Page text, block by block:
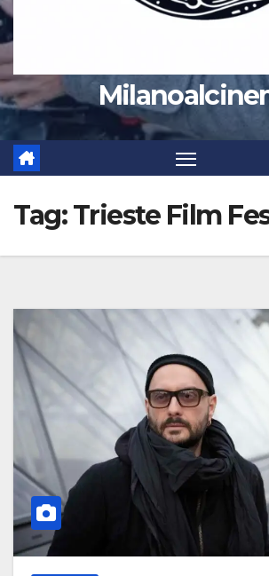
Tag:Trieste Film